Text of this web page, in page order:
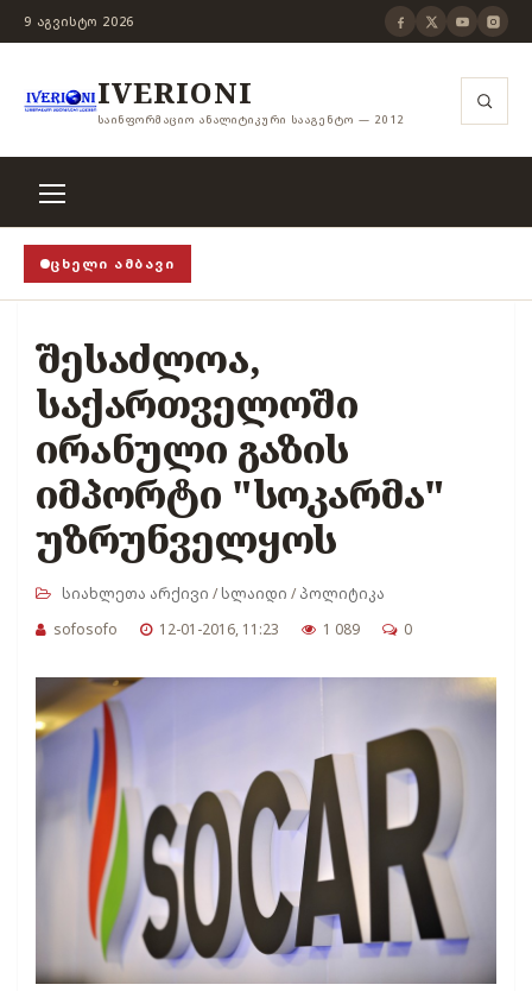
9 ᲐᲒᲕᲘᲡᲢᲝ 2026
IVERIONI
ᲡᲐᲘᲜᲤᲝᲠᲛᲐᲪᲘᲝ ᲐᲜᲐᲚᲘᲢᲘᲙᲣᲠᲘ ᲡᲐᲐᲒᲔᲜᲢᲝ — 2012
ᲪᲮᲔᲚᲘ ᲐᲛᲑᲐᲕᲘ
თვითცენზურის ჭანჭიკი მოშლილია, ცენზურა
შესაძლოა,
საქართველოში
ირანული გაზის
იმპორტი "სოკარმა"
უზრუნველყოს
სიახლეთა არქივი /სლაიდი /პოლიტიკა
sofosofo
12-01-2016, 11:23 1 089 0